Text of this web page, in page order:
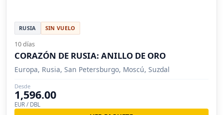
RUSIA SIN VUELO
10 días
CORAZÓN DE RUSIA: ANILLO DE ORO
Europa, Rusia, San Petersburgo, Moscú, Suzdal
Desde
1,596.00
EUR / DBL